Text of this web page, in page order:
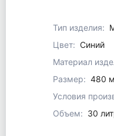
Тип изделия:
Цвет: Синий
Материал
Размер: 480
Условия
Объем: 30